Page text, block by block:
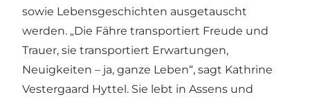
sowie Lebensgeschichten ausgetauscht
werden. „Die Fähre transportiert Freude und
Trauer, sie transportiert Erwartungen,
Neuigkeiten – ja, ganze Leben“, sagt Kathrine
Vestergaard Hyttel. Sie lebt in Assens und